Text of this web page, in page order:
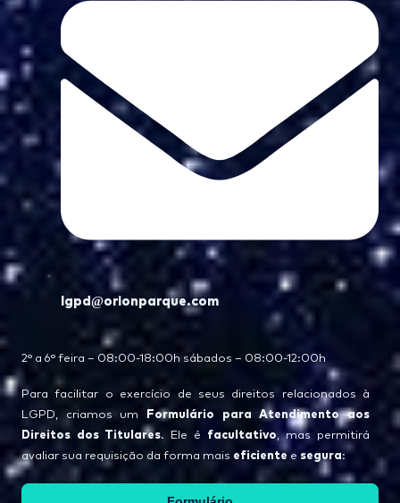
lgpd@orionparque.com
2° a 6° feira – 08:00-18:00h sábados – 08:00-12:00h
Para facilitar o exercício de seus direitos relacionados à
LGPD, criamos um Formulário para Atendimento aos
Direitos dos Titulares. Ele é facultativo, mas permitirá
avaliar sua requisição da forma mais eficientee segura: